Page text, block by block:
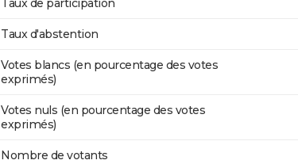
Taux de participation
Taux d'abstention
Votes blancs (en pourcentage des votes
exprimés)
Votes nuls (en pourcentage des votes
exprimés)
Nombre de votants